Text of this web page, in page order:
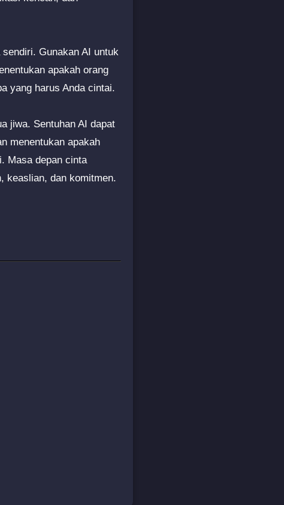
Gunakan AI untuk
apakah orang
yang harus Anda cintai.
jiwa. Sentuhan AI dapat
menentukan apakah
Masa depan cinta
keaslian, dan komitmen.